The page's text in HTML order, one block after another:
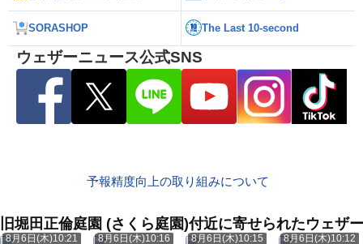
SORASHOP The Last 10-second
ウェザーニュース公式SNS
予報精度向上の取り組みについて
旧堀田正倫庭園 (さくら庭園)付近に寄せられたウェザ
8月6日(木)10:21 8月6日(木)10:16 8月6日(木)10:15 8月6日(木)10:12